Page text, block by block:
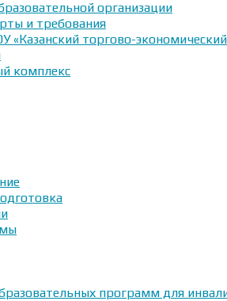
организации
и требования
«Казанский торгово-
комплекс
программ для